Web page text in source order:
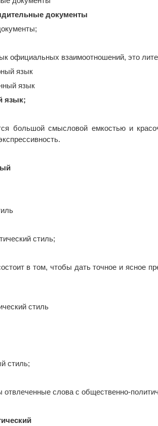
документы
официальных взаимоотношений, это
язык
язык
язык;
большой смысловой емкостью и
стиль;
в том, чтобы дать точное и ясное
стиль
стиль;
отвлеченные слова с общественно-